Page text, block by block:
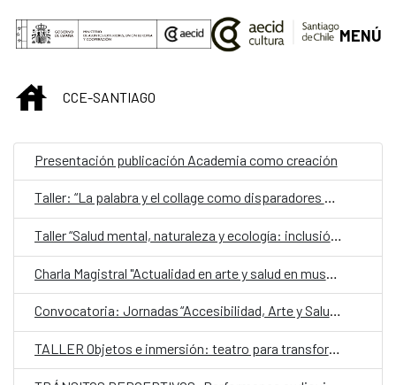
Saltar al contenido principal
MENÚ
INICIOCCE-SANTIAGO
Presentación publicación Academia como creación
Taller: “La palabra y el collage como disparadores de la creación. Estrategias y herramientas para la inclusión social comunitaria”
Taller “Salud mental, naturaleza y ecología: inclusión y estimulación creativa en museos, instituciones y centros culturales”
Convocatoria: Jornadas “Accesibilidad, Arte y Salud como punto de encuentro y cultura inclusiva en museos, instituciones y centros culturales”
TALLER Objetos e inmersión: teatro para transformar